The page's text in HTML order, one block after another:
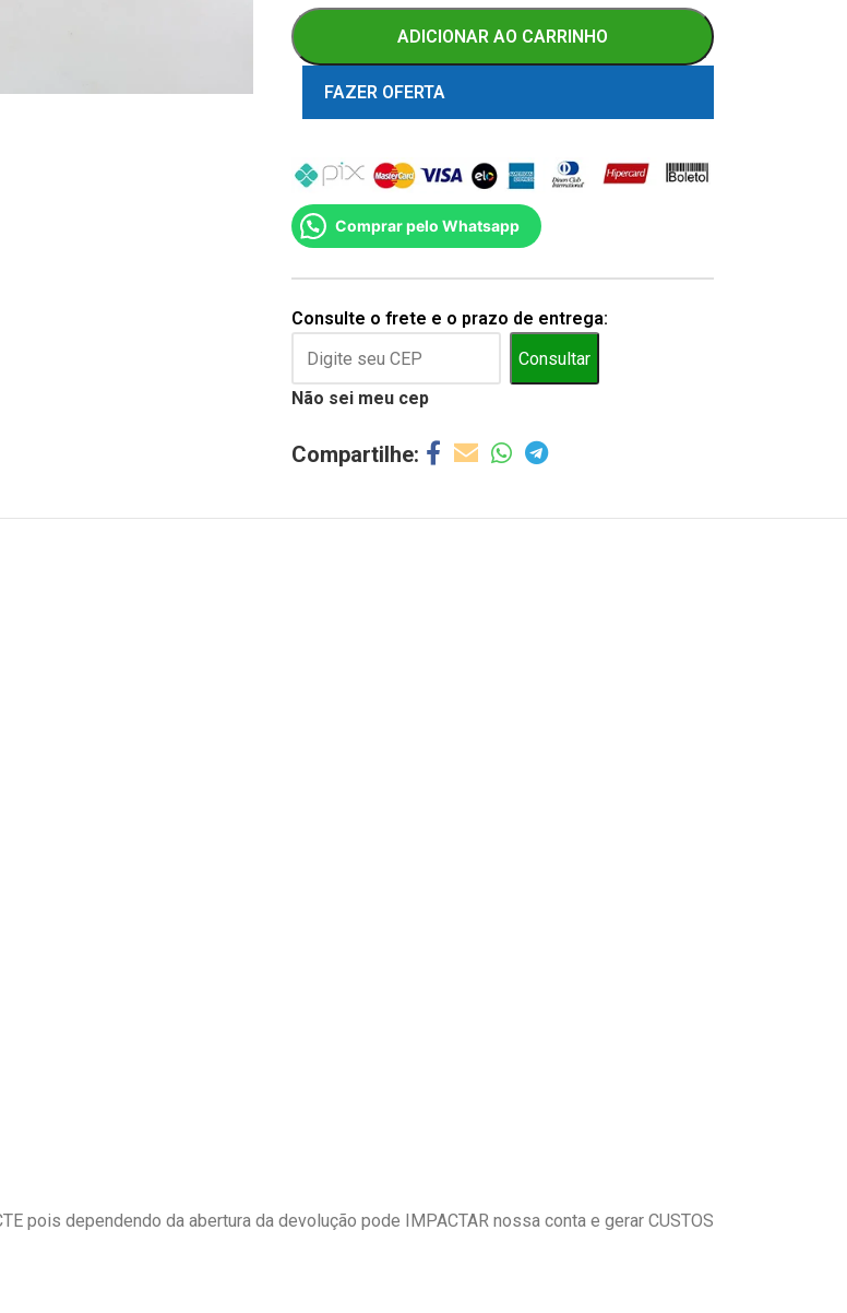
ADICIONAR AO CARRINHO
FAZER OFERTA
Comprar pelo Whatsapp
Consulte o frete e o prazo de entrega:
Consultar
Não sei meu cep
pois dependendo da abertura da devolução pode IMPACTAR nossa conta e gerar CUSTOS